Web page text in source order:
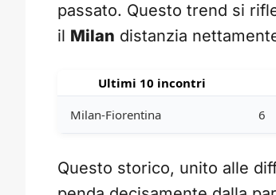
passato. Questo trend si
il Milan distanzia
Ultimi 10 incontri
Milan-Fiorentina
6
Questo storico, unito alle